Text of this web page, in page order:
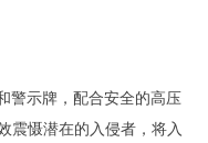
警示牌，配合安全的高压
震慑潜在的入侵者，将入